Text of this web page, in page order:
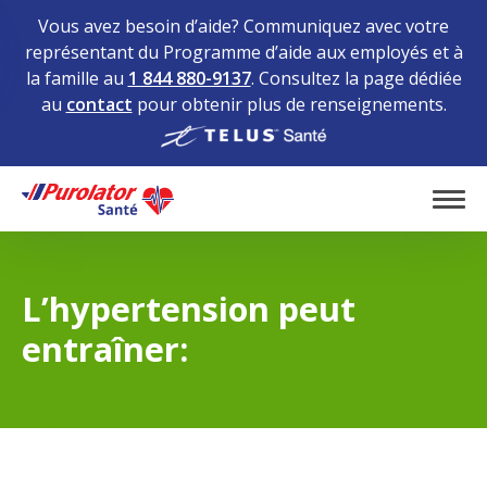
Vous avez besoin d’aide? Communiquez avec votre
représentant du Programme d’aide aux employés et à
la famille au 1 844 880-9137. Consultez la page dédiée
au contact pour obtenir plus de renseignements.
Home
L’hypertension peut
entraîner: